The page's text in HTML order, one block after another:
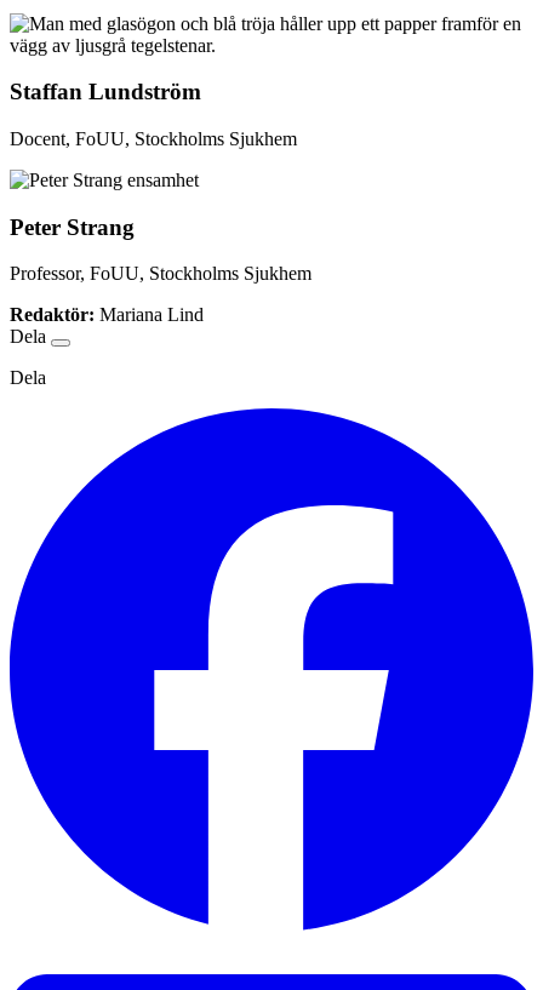
Staffan Lundström
Docent, FoUU, Stockholms Sjukhem
Peter Strang
Professor, FoUU, Stockholms Sjukhem
Redaktör: Mariana Lind
Dela
Dela